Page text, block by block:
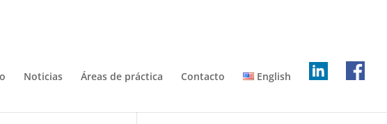
Noticias Áreas de práctica Contacto English